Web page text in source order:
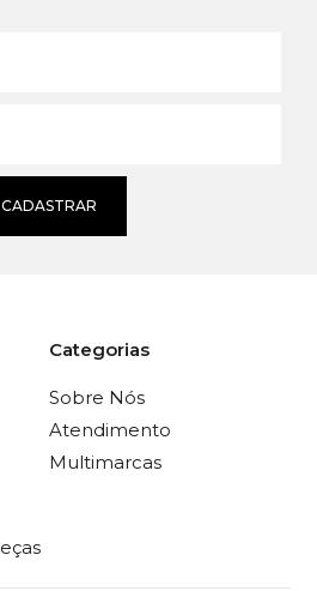
CADASTRAR
Categorias
Sobre Nós
Atendimento
Multimarcas